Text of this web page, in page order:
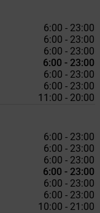
6:00 - 23:00
6:00 - 23:00
6:00 - 23:00
6:00 - 23:00
6:00 - 23:00
6:00 - 23:00
11:00 - 20:00
6:00 - 23:00
6:00 - 23:00
6:00 - 23:00
6:00 - 23:00
6:00 - 23:00
6:00 - 23:00
10:00 - 21:00